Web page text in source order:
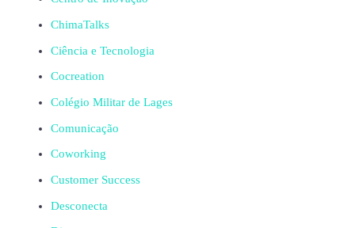
ChimaTalks
Ciência e Tecnologia
Cocreation
Colégio Militar de Lages
Comunicação
Coworking
Customer Success
Desconecta